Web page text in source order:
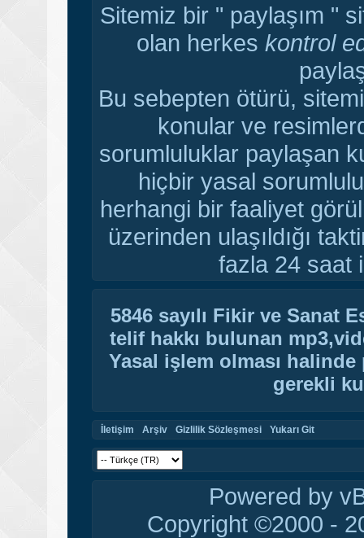
Sitemiz bir " paylaşım "
olan herkes kontrol
Bu sebepten ötürü,
konular ve
sorumluluklar paylaşan
hiçbir yasal
herhangi bir faaliyet
üzerinden ulaşıldığı
fazla 24 saat
5846 sayılı Fikir ve Sanat
telif hakkı bulunan
Yasal işlem olması
gerekli
İletişim Arşiv Gizlilik Sözleşmesi Yukarı Git
Powered by
Copyright ©2000 -